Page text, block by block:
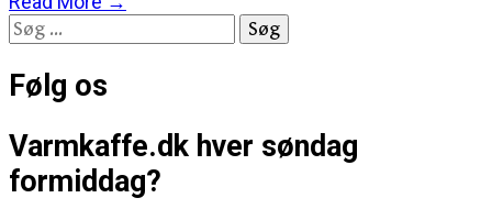
Søg
efter:
Følg os
Varmkaffe.dk hver søndag
formiddag?